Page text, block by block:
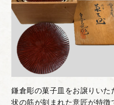
鎌倉彫の菓子皿をお譲りい
状の筋が刻まれた意匠が特徴